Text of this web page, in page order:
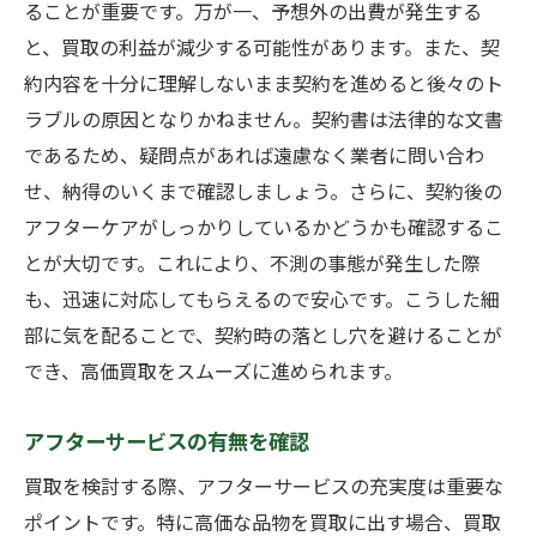
ることが重要です。万が一、予想外の出費が発生する
と、買取の利益が減少する可能性があります。また、契
約内容を十分に理解しないまま契約を進めると後々のト
ラブルの原因となりかねません。契約書は法律的な文書
であるため、疑問点があれば遠慮なく業者に問い合わ
せ、納得のいくまで確認しましょう。さらに、契約後の
アフターケアがしっかりしているかどうかも確認するこ
とが大切です。これにより、不測の事態が発生した際
も、迅速に対応してもらえるので安心です。こうした細
部に気を配ることで、契約時の落とし穴を避けることが
でき、高価買取をスムーズに進められます。
アフターサービスの有無を確認
買取を検討する際、アフターサービスの充実度は重要な
ポイントです。特に高価な品物を買取に出す場合、買取